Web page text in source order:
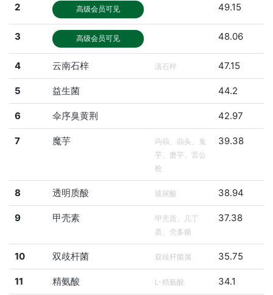
2 高级会员可见 49.15
3 高级会员可见 48.06
4 云南石梓 滇石梓 47.15
5 益生菌 44.2
6 伞序臭黄荆 42.97
7 魔芋
蒟蒻、蒻头、鬼
芋、磨芋、雷公
枪
39.38
8 透明质酸 玻尿酸 38.94
9 甲壳素
甲壳质、几丁
质、壳多糖
37.38
10 双歧杆菌 双歧杆菌属 35.75
11 精氨酸 L-精氨酸 34.1